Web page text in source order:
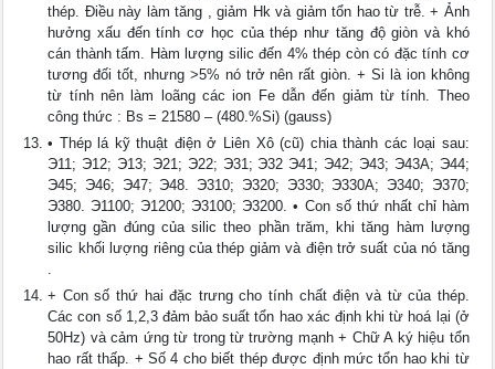
thép. Điều này làm tăng , giảm Hk và giảm tổn hao từ trễ. + Ảnh
hưởng xấu đến tính cơ học của thép như tăng độ giòn và khó
cán thành tấm. Hàm lượng silic đến 4% thép còn có đặc tính cơ
tương đối tốt, nhưng >5% nó trở nên rất giòn. + Si là ion không
từ tính nên làm loãng các ion Fe dẫn đến giảm từ tính. Theo
công thức : Bs = 21580 – (480.%Si) (gauss)
• Thép lá kỹ thuật điện ở Liên Xô (cũ) chia thành các loại sau:
Э11; Э12; Э13; Э21; Э22; Э31; Э32 Э41; Э42; Э43; Э43A; Э44;
Э45; Э46; Э47; Э48. Э310; Э320; Э330; Э330A; Э340; Э370;
Э380. Э1100; Э1200; Э3100; Э3200. • Con số thứ nhất chỉ hàm
lượng gần đúng của silic theo phần trăm, khi tăng hàm lượng
silic khối lượng riêng của thép giảm và điện trở suất của nó tăng
.
+ Con số thứ hai đặc trưng cho tính chất điện và từ của thép.
Các con số 1,2,3 đảm bảo suất tổn hao xác định khi từ hoá lại (ở
50Hz) và cảm ứng từ trong từ trường mạnh + Chữ A ký hiệu tổn
hao rất thấp. + Số 4 cho biết thép được định mức tổn hao khi từ